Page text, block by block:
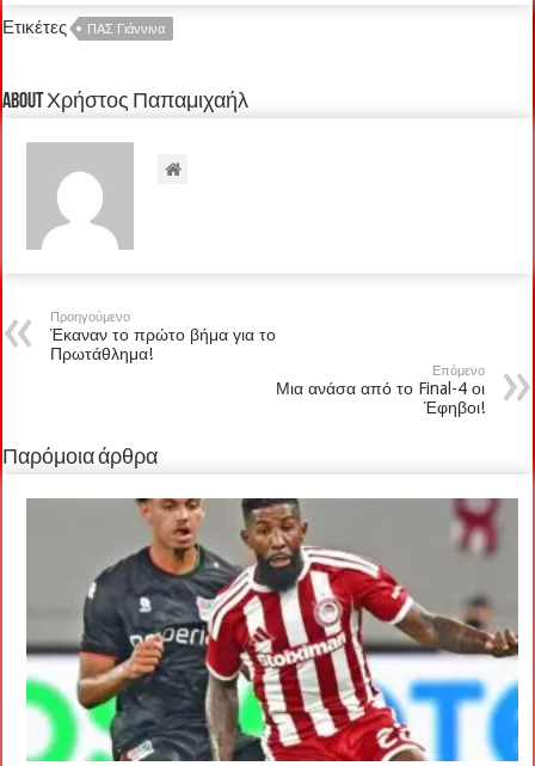
Ετικέτες ΠΑΣ Γιάννινα
About Χρήστος Παπαμιχαήλ
Προηγούμενο
Έκαναν το πρώτο βήμα για το
Πρωτάθλημα!
Επόμενο
Μια ανάσα από το Final-4 οι
Έφηβοι!
Παρόμοια άρθρα